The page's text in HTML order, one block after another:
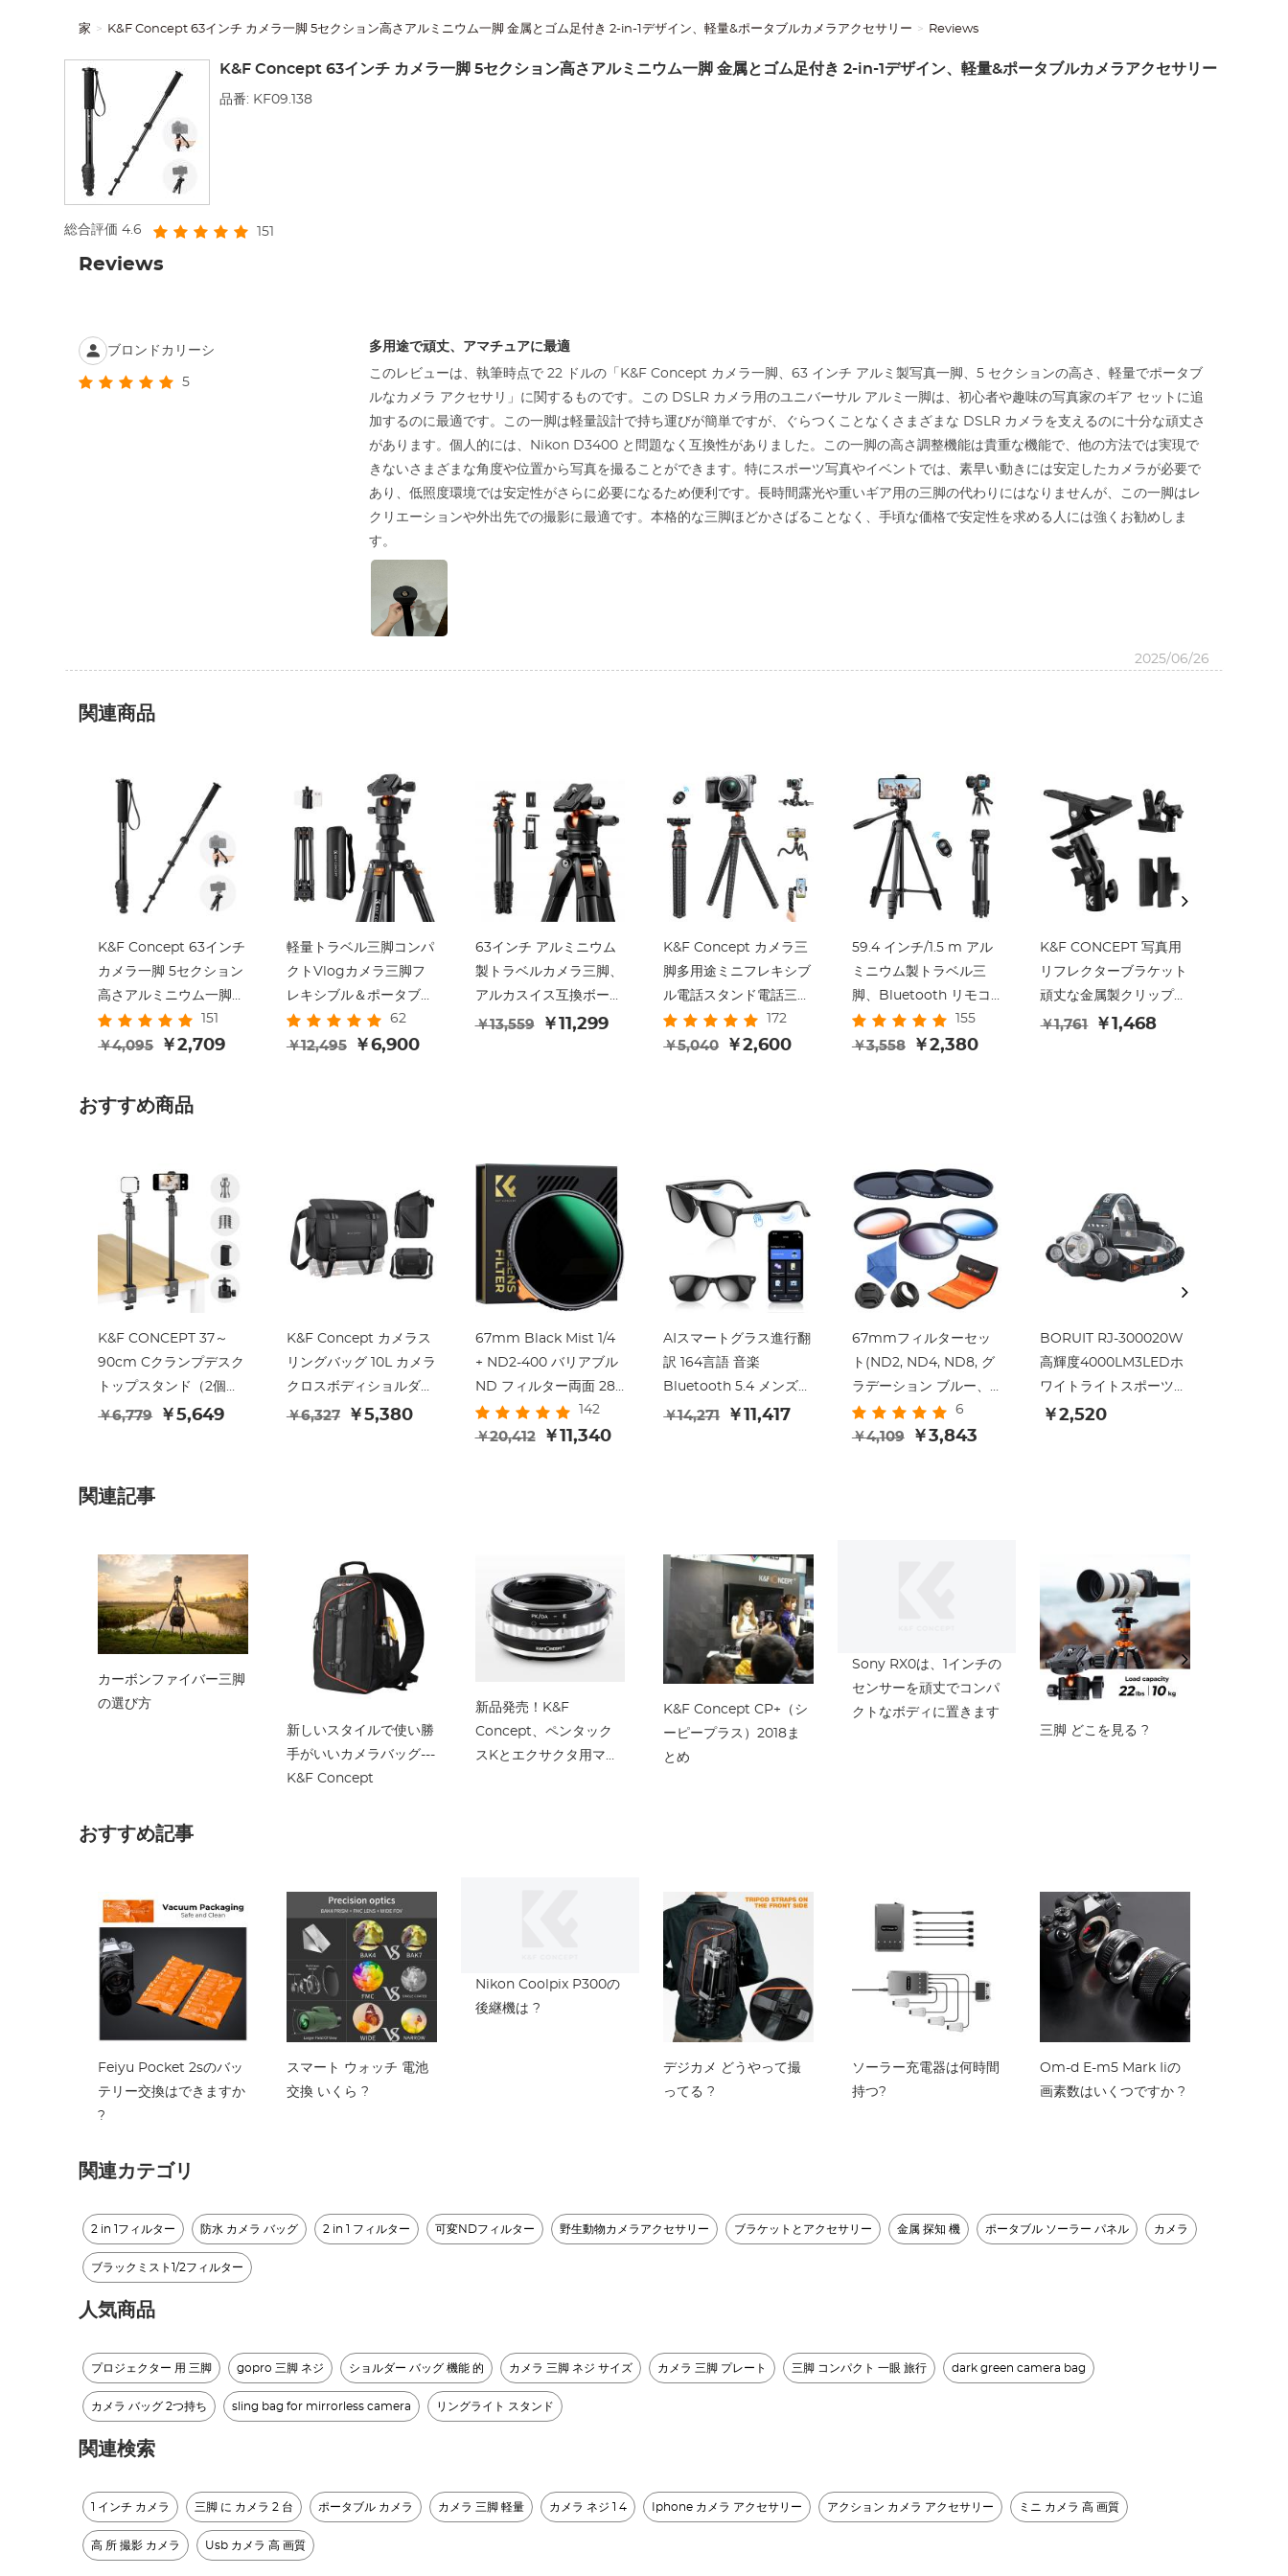
家 K&F Concept 63インチ カメラ一脚 5セクション高さアルミニウム一脚 金属とゴム足付き 2-in-1デザイン、軽量&ポータブルカメラアクセサリー Reviews
K&F Concept 63インチ カメラ一脚 5セクション高さアルミニウム一脚 金属とゴム足付き 2-in-1デザイン、軽量&ポータブルカメラアクセサリー
品番: KF09.138
総合評価4.6 151
Reviews
ブロンドカリーシ
5
多用途で頑丈、アマチュアに最適
このレビューは、執筆時点で 22 ドルの「K&F Concept カメラ一脚、63 インチ アルミ製写真一脚、5 セクションの高さ、軽量でポータブ
ルなカメラ アクセサリ」に関するものです。この DSLR カメラ用のユニバーサル アルミ一脚は、初心者や趣味の写真家のギア セットに追
加するのに最適です。この一脚は軽量設計で持ち運びが簡単ですが、ぐらつくことなくさまざまな DSLR カメラを支えるのに十分な頑丈さ
があります。個人的には、Nikon D3400 と問題なく互換性がありました。この一脚の高さ調整機能は貴重な機能で、他の方法では実現で
きないさまざまな角度や位置から写真を撮ることができます。特にスポーツ写真やイベントでは、素早い動きには安定したカメラが必要で
あり、低照度環境では安定性がさらに必要になるため便利です。長時間露光や重いギア用の三脚の代わりにはなりませんが、この一脚はレ
クリエーションや外出先での撮影に最適です。本格的な三脚ほどかさばることなく、手頃な価格で安定性を求める人には強くお勧めしま
す。
2025/06/26
関連商品
K&F Concept 63インチ
カメラ一脚 5セクション
高さアルミニウム一脚
金属とゴム足付き 2-in-1
デザイン、軽量&ポータ
151
￥4,095 ￥2,709
軽量トラベル三脚コンパ
クトVlogカメラ三脚フ
レキシブル＆ポータブル
63 ‘’/1.6m 17.64lbs /
8kgデジタル一眼レフ用
62
￥12,495 ￥6,900
63インチ アルミニウム
製トラベルカメラ三脚、
アルカスイス互換ボール
ヘッド付き、コンパクト
ープ、iPhone、テレプ
ロンプター用、K&F
CONCEPT
￥13,559 ￥11,299
K&F Concept カメラ三
脚多用途ミニフレキシブ
ル電話スタンド電話三脚
Bluetooth リモコン
172
￥5,040 ￥2,600
59.4 インチ/1.5 m アル
ミニウム製トラベル三
脚、Bluetooth リモコ
ン付き、高さ調節可能
(17 ～ 60 インチ) - 軽量
155
￥3,558 ￥2,380
K&F CONCEPT 写真用
リフレクターブラケット
頑丈な金属製クリップブ
ラケット 5/8インチライ
￥1,761 ￥1,468
おすすめ商品
K&F CONCEPT 37～
90cm Cクランプデスク
トップスタンド（2個セ
ット）ボールヘッド、ラ
ダー付き。カメラ、LED
ライト、スマートフォン
イブストリーミングに最
適。
￥6,779 ￥5,649
K&F Concept カメラス
リングバッグ 10L カメラ
クロスボディショルダー
バックパック
￥6,327 ￥5,380
67mm Black Mist 1/4
+ ND2-400 バリアブル
ND フィルター両面 28
層反射防止グリーン フ
ィルムとレバー Nano-X
142
￥20,412 ￥11,340
AIスマートグラス進行翻
訳 164言語 音楽
Bluetooth 5.4 メンズ＆
ウィメンズ Kentfaith
￥14,271 ￥11,417
67mmフィルターセッ
ト(ND2, ND4, ND8, グ
ラデーション ブルー、
オレンジ、 グレー) +ク
リーニングクロス+花形
6
￥4,109 ￥3,843
BORUIT RJ-300020W
高輝度4000LM3LEDホ
ワイトライトスポーツヘ
ッドライトブラック
￥2,520
関連記事
カーボンファイバー三脚
の選び方
新しいスタイルで使い勝
手がいいカメラバッグ---
K&F Concept
新品発売！K&F
Concept、ペンタック
スKとエクサクタ用マウ
K&F Concept CP+（シ
ーピープラス）2018ま
とめ
Sony RX0は、1インチの
センサーを頑丈でコンパ
クトなボディに置きます
三脚 どこを見る ?
おすすめ記事
Feiyu Pocket 2sのバッ
テリー交換はできますか
?
スマート ウォッチ 電池
交換 いくら ?
Nikon Coolpix P300の
後継機は ?
デジカメ どうやって撮
ってる ?
ソーラー充電器は何時間
持つ?
Om-d E-m5 Mark Iiの
画素数はいくつですか ?
関連カテゴリ
2 in 1フィルター 防水 カメラ バッグ 2 in 1 フィルター 可変NDフィルター 野生動物カメラアクセサリー ブラケットとアクセサリー 金属 探知 機​ ポータブル ソーラー パネル​ カメラ
ブラックミスト1/2フィルター
人気商品
プロジェクター 用 三脚 gopro 三脚 ネジ ショルダー バッグ 機能 的 カメラ 三脚 ネジ サイズ カメラ 三脚 プレート 三脚 コンパクト 一眼 旅行 dark green camera bag
カメラ バッグ 2つ持ち sling bag for mirrorless camera リングライト スタンド
関連検索
1 インチ カメラ 三脚 に カメラ 2 台 ポータブル カメラ カメラ 三脚 軽量 カメラ ネジ 1 4 Iphone カメラ アクセサリー アクション カメラ アクセサリー ミニ カメラ 高 画質
高 所 撮影 カメラ Usb カメラ 高 画質